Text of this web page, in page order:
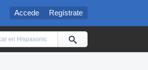
Accede Regístrate